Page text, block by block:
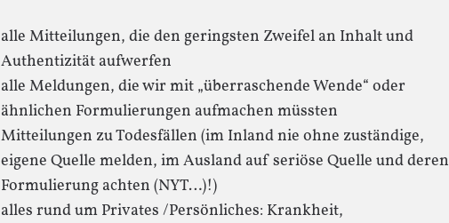
alle Mitteilungen, die den geringsten Zweifel an Inhalt und
Authentizität aufwerfen
alle Meldungen, die wir mit „überraschende Wende“ oder
ähnlichen Formulierungen aufmachen müssten
Mitteilungen zu Todesfällen (im Inland nie ohne zuständige,
eigene Quelle melden, im Ausland auf seriöse Quelle und deren
Formulierung achten (NYT…)!)
alles rund um Privates /Persönliches: Krankheit,